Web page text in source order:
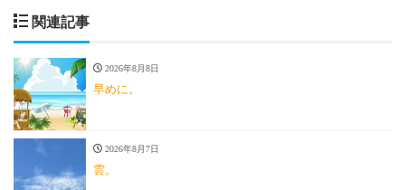
関連記事
2026年8月8日
早めに。
2026年8月7日
雲。